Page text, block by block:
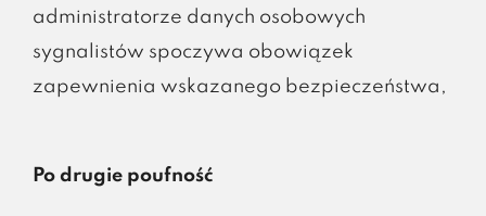
administratorze danych osobowych
sygnalistów spoczywa obowiązek
zapewnienia wskazanego bezpieczeństwa,
Po drugie poufność